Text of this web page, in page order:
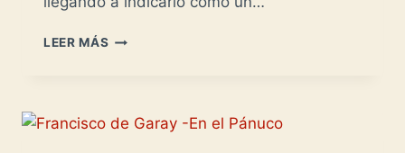
LEER MÁS AZTECAS